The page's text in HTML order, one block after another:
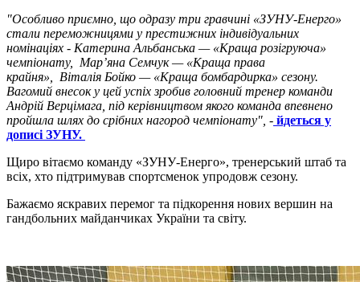
"Особливо приємно, що одразу три гравчині «ЗУНУ-Енерго»
стали переможницями у престижних індивідуальних
номінаціях - Катерина Альбанська — «Краща розігруюча»
чемпіонату, Мар’яна Семчук — «Краща права
крайня», Віталія Бойко — «Краща бомбардирка» сезону.
Вагомий внесок у цей успіх зробив головний тренер команди
Андрій Верцімага, під керівництвом якого команда впевнено
пройшла шлях до срібних нагород чемпіонату", - йдеться у
дописі ЗУНУ.
Щиро вітаємо команду «ЗУНУ-Енерго», тренерський штаб та
всіх, хто підтримував спортсменок упродовж сезону.
Бажаємо яскравих перемог та підкорення нових вершин на
гандбольних майданчиках України та світу.